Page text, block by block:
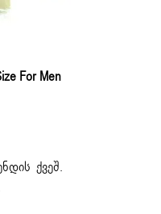
For Men
ქვეშ.